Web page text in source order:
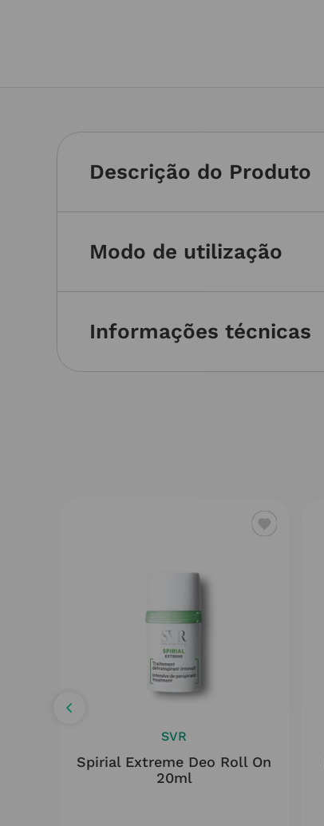
Descrição do Produto
Modo de utilização
Informações técnicas
SVR
Spirial Extreme Deo Roll On
20ml